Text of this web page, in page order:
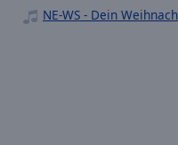
in-
Picture NE-WS - Hip Hop
NE-WS - Dein